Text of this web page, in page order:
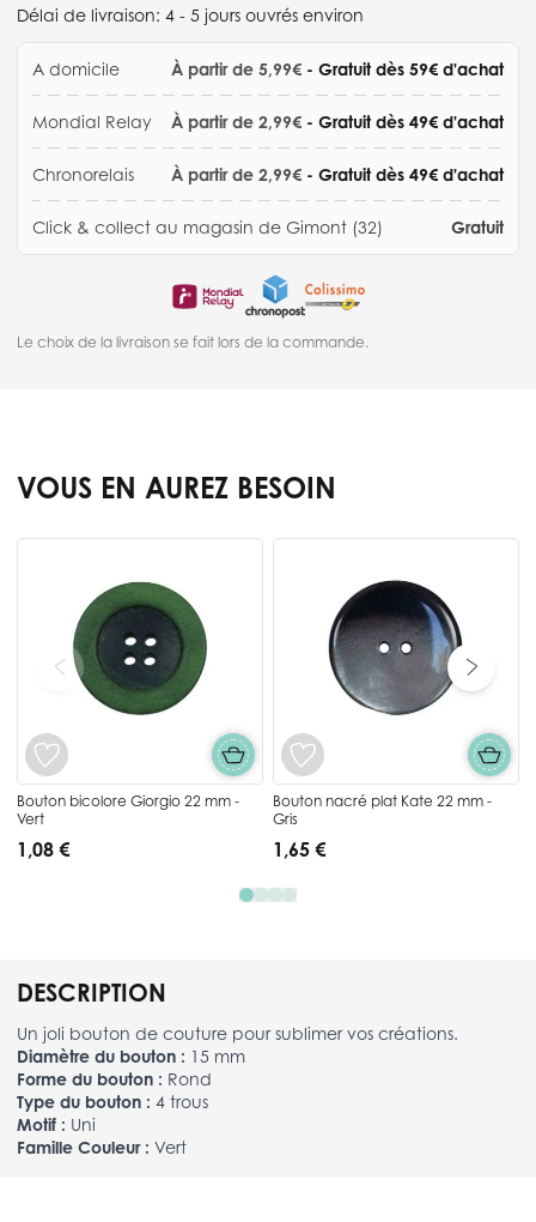
Délai de livraison: 4 - 5 jours ouvrés environ
A domicile À partir de 5,99€ - Gratuit dès 59€ d'achat
Mondial Relay À partir de 2,99€ - Gratuit dès 49€ d'achat
Chronorelais À partir de 2,99€ - Gratuit dès 49€ d'achat
Click & collect au magasin de Gimont (32) Gratuit
Le choix de la livraison se fait lors de la commande.
DESCRIPTION
Un joli bouton de couture pour sublimer vos créations.
Diamètre du bouton : 15 mm
Forme du bouton : Rond
Type du bouton : 4 trous
Motif : Uni
Famille Couleur : Vert
VOUS EN AUREZ BESOIN
Press to skip carousel
Bouton bicolore Giorgio 22 mm -
Vert
1,08 €
Bouton nacré plat Kate 22 mm -
Gris
1,65 €